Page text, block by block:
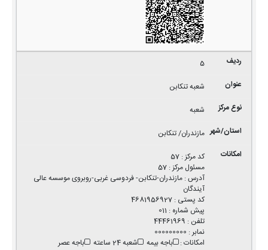
5
شعبه تنکابن
شعبه
مازندران/ تنکابن
کد مرکز:
57
مسئول مرکز:
57
آدرس:مازندران-تنکابن- فردوسی غربی-روبروی موسسه عالی
آیندگان
کد پستی :
4681956927
پیش شماره :
011
تلفن :
44461969
نمابر:
000000000
امکانات: باجه بیمه شعبه 24 ساعته باجه عصر